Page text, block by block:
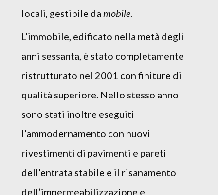
locali, gestibile da mobile
L’immobile, edificato nella metà degli
anni sessanta, è stato completamente
ristrutturato nel 2001 con finiture di
qualità superiore. Nello stesso anno
sono stati inoltre eseguiti
l’ammodernamento con nuovi
rivestimenti di pavimenti e pareti
dell’entrata stabile e il risanamento
dell’impermeabilizzazione e